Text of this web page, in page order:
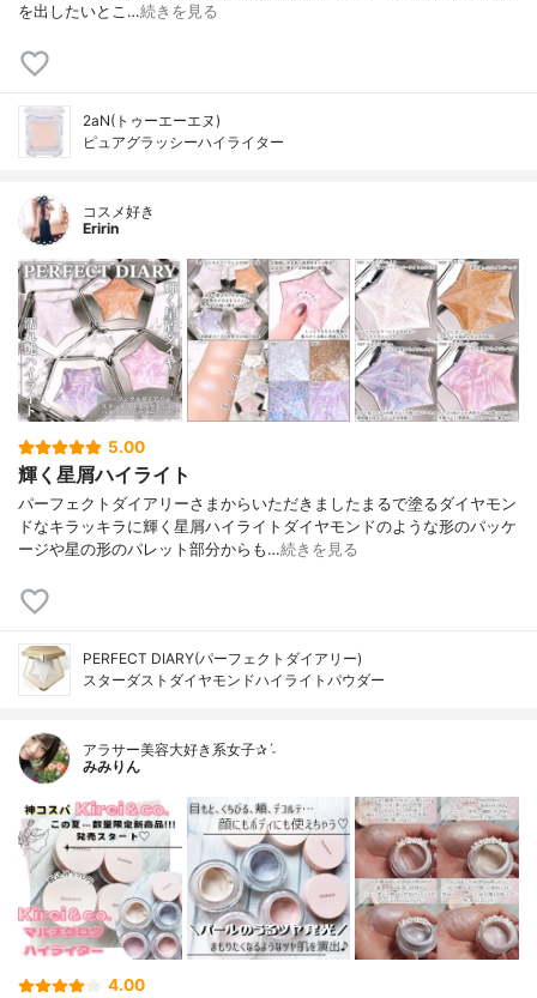
を出したいとこ…続きを見る
2aN(トゥーエーエヌ)
ピュアグラッシーハイライター
コスメ好き
Eririn
5.00
輝く星屑ハイライト
パーフェクトダイアリーさまからいただきましたまるで塗るダイヤモン
ドなキラッキラに輝く星屑ハイライトダイヤモンドのような形のパッケ
ージや星の形のパレット部分からも…続きを見る
PERFECT DIARY(パーフェクトダイアリー)
スターダストダイヤモンドハイライトパウダー
アラサー美容大好き系女子✰ˊ˗
みみりん
4.00